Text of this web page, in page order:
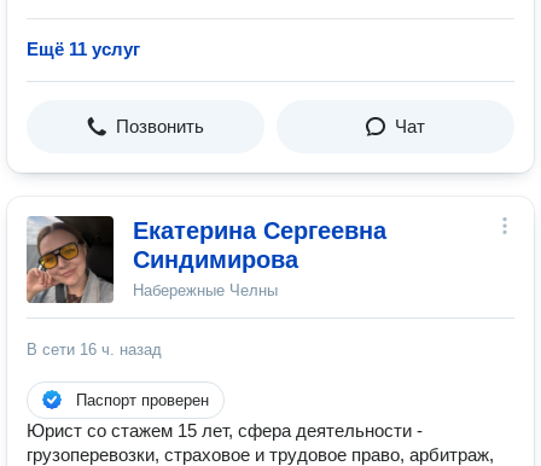
Ещё 11 услуг
Позвонить Чат
Екатерина Сергеевна
Синдимирова
Набережные Челны
В сети 16 ч. назад
Паспорт проверен
Юрист со стажем 15 лет, сфера деятельности -
грузоперевозки, страховое и трудовое право, арбитраж,